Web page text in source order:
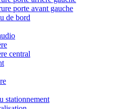
porte avant gauche
de bord
central
stationnement